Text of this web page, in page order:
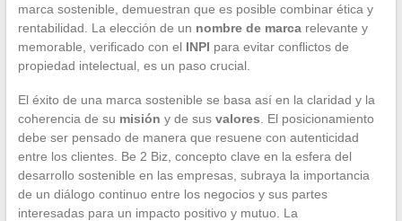
marca sostenible, demuestran que es posible combinar ética y
rentabilidad. La elección de un nombre de marcarelevante y
memorable, verificado con el INPI para evitar conflictos de
propiedad intelectual, es un paso crucial.
El éxito de una marca sostenible se basa así en la claridad y la
coherencia de su misión y de sus valores . El posicionamiento
debe ser pensado de manera que resuene con autenticidad
entre los clientes. Be 2 Biz, concepto clave en la esfera del
desarrollo sostenible en las empresas, subraya la importancia
de un diálogo continuo entre los negocios y sus partes
interesadas para un impacto positivo y mutuo. La